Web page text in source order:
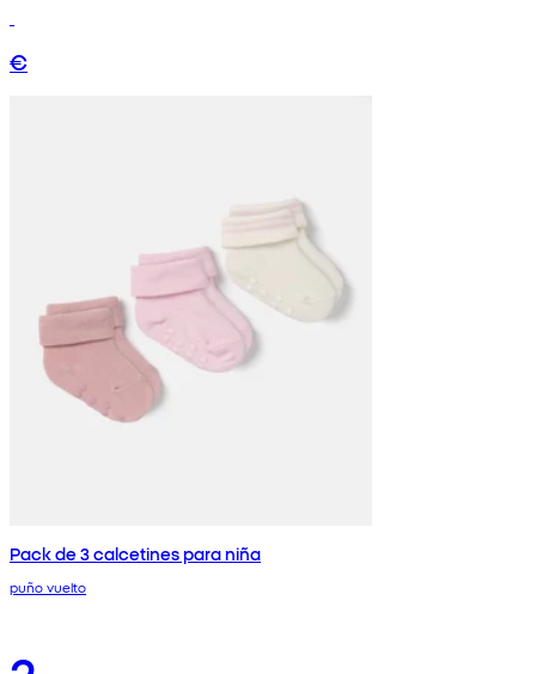
€
Pack de 3 calcetines para niña
puño vuelto